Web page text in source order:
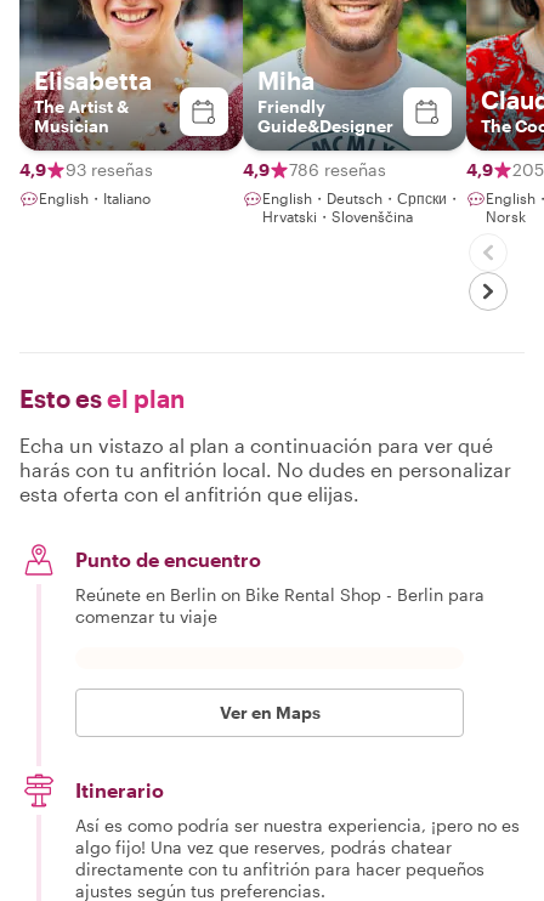
Elisabetta
The Artist &
Musician
4,9 93 reseñas
English・Italiano
Miha
Friendly
Guide&Designer
4,9 786 reseñas
English・Deutsch・Српски・
Hrvatski・Slovenščina
The
4,9
English
Norsk
Esto esel plan
Echa un vistazo al plan a continuación para ver qué
harás con tu anfitrión local. No dudes en personalizar
esta oferta con el anfitrión que elijas.
Punto de encuentro
Reúnete en Berlin on Bike Rental Shop - Berlin para
comenzar tu viaje
Ver en Maps
Itinerario
Así es como podría ser nuestra experiencia, ¡pero no es
algo fijo! Una vez que reserves, podrás chatear
directamente con tu anfitrión para hacer pequeños
ajustes según tus preferencias.